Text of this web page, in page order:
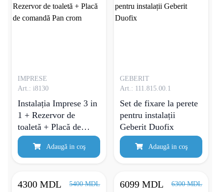
IMPRESE
Art.: i8130
Instalația Imprese 3 in
1 + Rezervor de
toaletă + Placă de
comandă Pan crom
Adaugă in coş
GEBERIT
Art.: 111.815.00.1
Set de fixare la perete
pentru instalații
Geberit Duofix
Adaugă in coş
4300 MDL 5400 MDL 6099 MDL 6300 MDL